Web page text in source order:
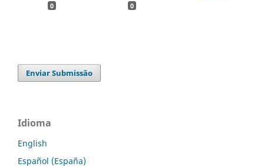
0 0
Enviar Submissão
Idioma
English
Español (España)